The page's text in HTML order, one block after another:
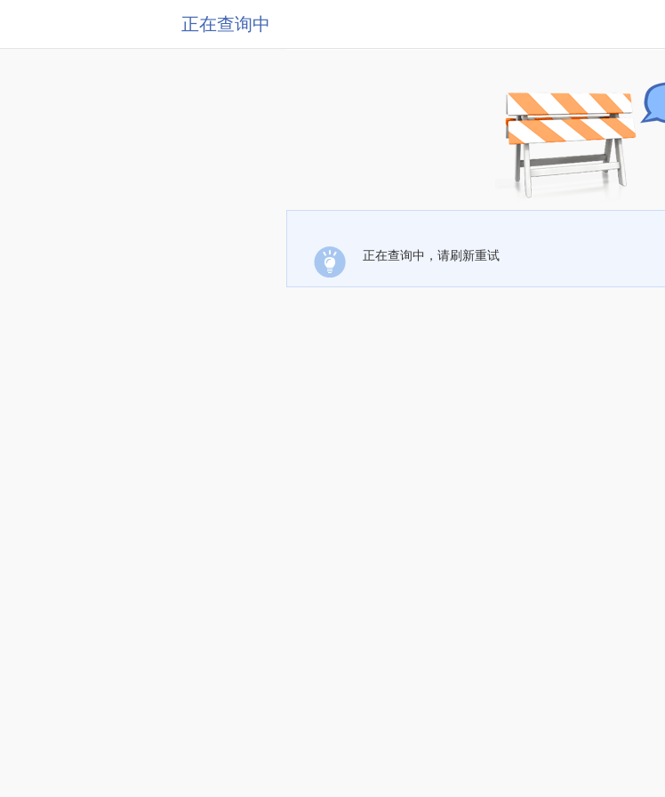
正在查询中
正在查询中，请刷新重试